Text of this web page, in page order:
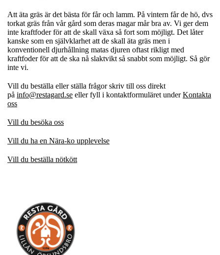
Att äta gräs är det bästa för får och lamm. På vintern får de hö, dvs
torkat gräs från vår gård som deras magar mår bra av. Vi ger dem
inte kraftfoder för att de skall växa så fort som möjligt. Det låter
kanske som en självklarhet att de skall äta gräs men i
konventionell djurhållning matas djuren oftast rikligt med
kraftfoder för att de ska nå slaktvikt så snabbt som möjligt. Så gör
inte vi.
Vill du beställa eller ställa frågor skriv till oss direkt
på info@restagard.se eller fyll i kontaktformuläret underKontakta
oss
Vill du besöka oss
Vill du ha en Nära-ko upplevelse
Vill du beställa nötkött